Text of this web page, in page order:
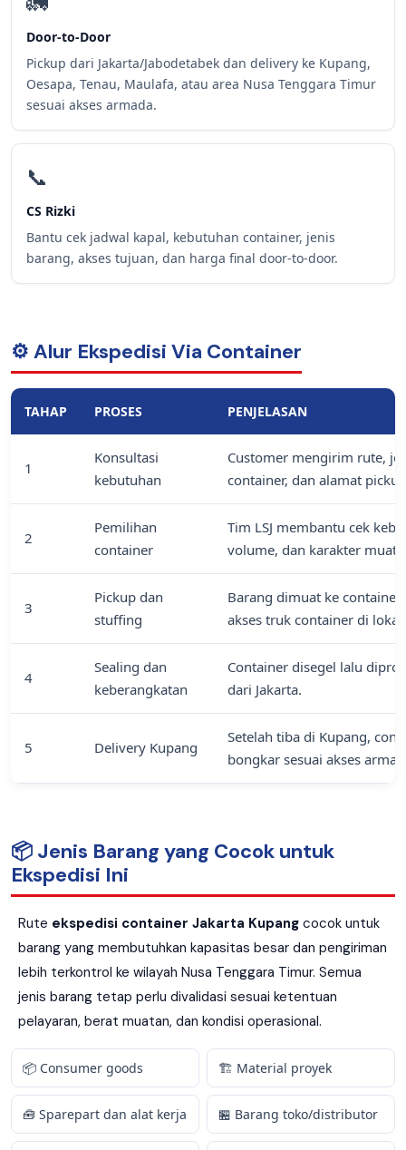
Door-to-Door
Pickup dari Jakarta/Jabodetabek dan delivery ke Kupang,
Oesapa, Tenau, Maulafa, atau area Nusa Tenggara Timur
sesuai akses armada.
📞
CS Rizki
Bantu cek jadwal kapal, kebutuhan container, jenis
barang, akses tujuan, dan harga final door-to-door.
⚙️ Alur Ekspedisi Via Container
TAHAP PROSES PENJELASAN
1
Konsultasi
kebutuhan
Customer mengirim rute,
container, dan alamat
2
Pemilihan
container
Tim LSJ membantu cek
volume, dan karakter
3
Pickup dan
stuffing
Barang dimuat ke
akses truk container di
4
Sealing dan
keberangkatan
Container disegel lalu
dari Jakarta.
5 Delivery Kupang
Setelah tiba di Kupang,
bongkar sesuai akses
📦 Jenis Barang yang Cocok untuk
Ekspedisi Ini
Rute ekspedisi container Jakarta Kupang cocok untuk
barang yang membutuhkan kapasitas besar dan pengiriman
lebih terkontrol ke wilayah Nusa Tenggara Timur. Semua
jenis barang tetap perlu divalidasi sesuai ketentuan
pelayaran, berat muatan, dan kondisi operasional.
📦 Consumer goods 🏗️ Material proyek
🧰 Sparepart dan alat kerja 🏪 Barang toko/distributor